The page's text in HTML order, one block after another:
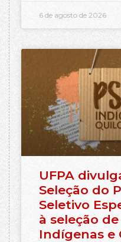
6 de agosto de 2026
UFPA
Seleção do
Seletivo
à seleção
Indígenas e